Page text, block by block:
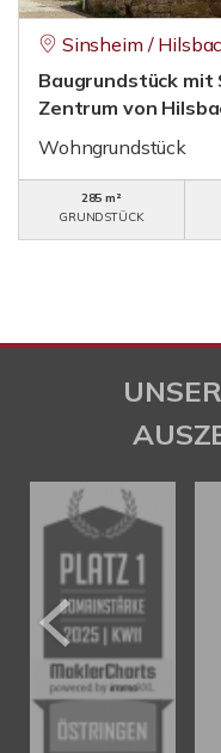
Sinsheim /
Baugrundstück mit
Zentrum von
Wohngrundstück
285 m²
GRUNDSTÜCK